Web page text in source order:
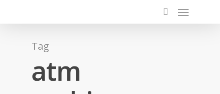
Tag
atm